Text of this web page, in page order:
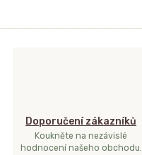
Doporučení zákazníků
Koukněte na nezávislé
hodnocení našeho obchodu.